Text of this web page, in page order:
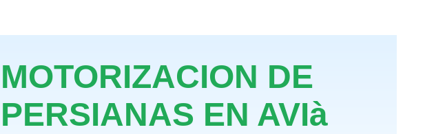
MOTORIZACION DE
PERSIANAS EN AVIà